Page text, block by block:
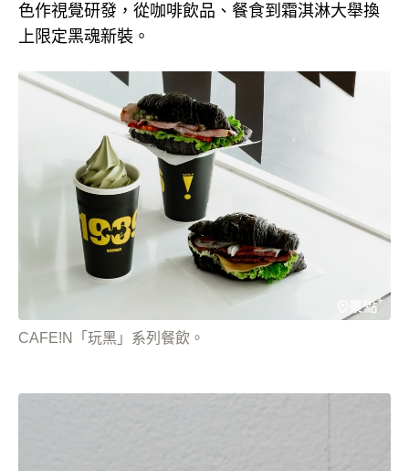
色作視覺研發，從咖啡飲品、餐食到霜淇淋大舉換
上限定黑魂新裝。
CAFE!N「玩黑」系列餐飲。